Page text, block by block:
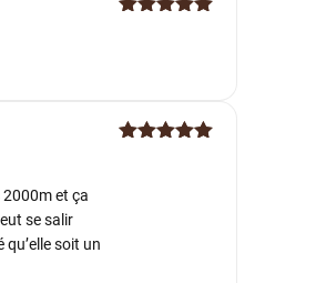
et ça
se salir
soit un